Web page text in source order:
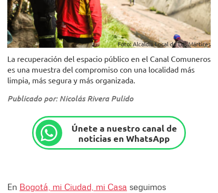
Foto: Alcaldía Local de Los Mártires
La recuperación del espacio público en el Canal Comuneros
es una muestra del compromiso con una localidad más
limpia, más segura y más organizada.
Publicado por: Nicolás Rivera Pulido
Únete a nuestro canal de
noticias en WhatsApp
En Bogotá, mi Ciudad, mi Casa seguimos